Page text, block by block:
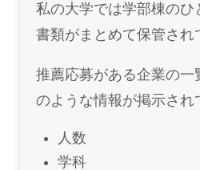
私の大学では学部棟のひ
書類がまとめて保管され
推薦応募がある企業の一
のような情報が掲示され
人数
学科